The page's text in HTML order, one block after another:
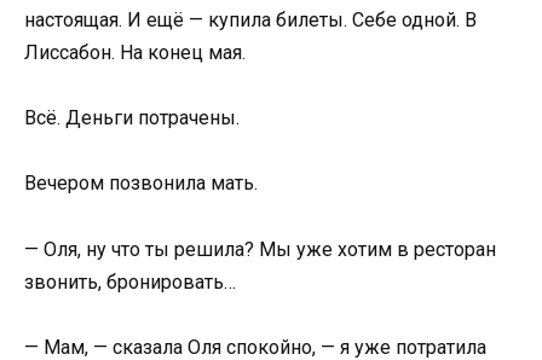
настоящая. И ещё — купила билеты. Себе одной. В
Лиссабон. На конец мая.
Всё. Деньги потрачены.
Вечером позвонила мать.
— Оля, ну что ты решила? Мы уже хотим в ресторан
звонить, бронировать…
— Мам, — сказала Оля спокойно, — я уже потратила